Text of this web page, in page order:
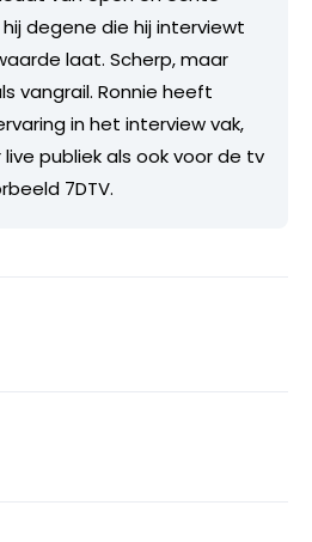
degene die hij interviewt
laat. Scherp, maar
vangrail. Ronnie heeft
in het interview vak,
publiek als ook voor de tv
7DTV.